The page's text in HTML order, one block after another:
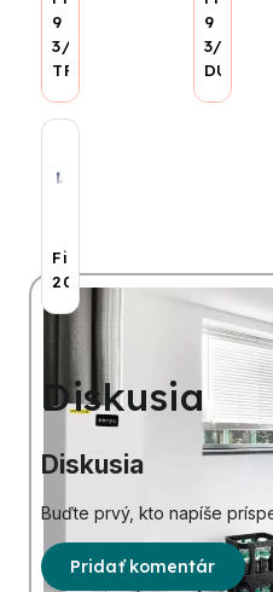
9
3/4"
TRIPLEX
9
3/4"
DUPLEX
Filter
20"
Diskusia
Diskusia
Buďte prvý, kto napíše
Pridať komentár